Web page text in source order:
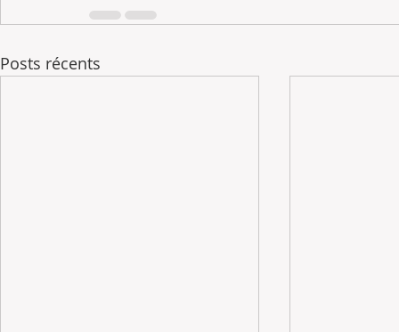
Posts récents